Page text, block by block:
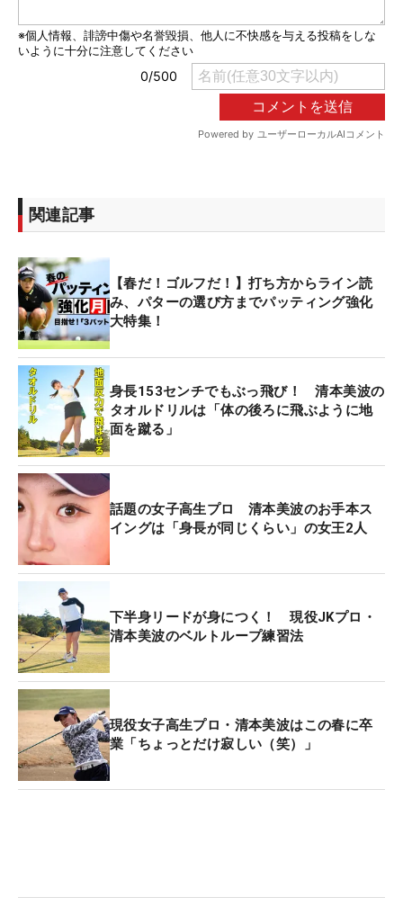
関連記事
【春だ！ゴルフだ！】打ち方からライン読
み、パターの選び方までパッティング強化
大特集！
身長153センチでもぶっ飛び！ 清本美波の
タオルドリルは「体の後ろに飛ぶように地
面を蹴る」
話題の女子高生プロ 清本美波のお手本ス
イングは「身長が同じくらい」の女王2人
下半身リードが身につく！ 現役JKプロ・
清本美波のベルトループ練習法
現役女子高生プロ・清本美波はこの春に卒
業「ちょっとだけ寂しい（笑）」